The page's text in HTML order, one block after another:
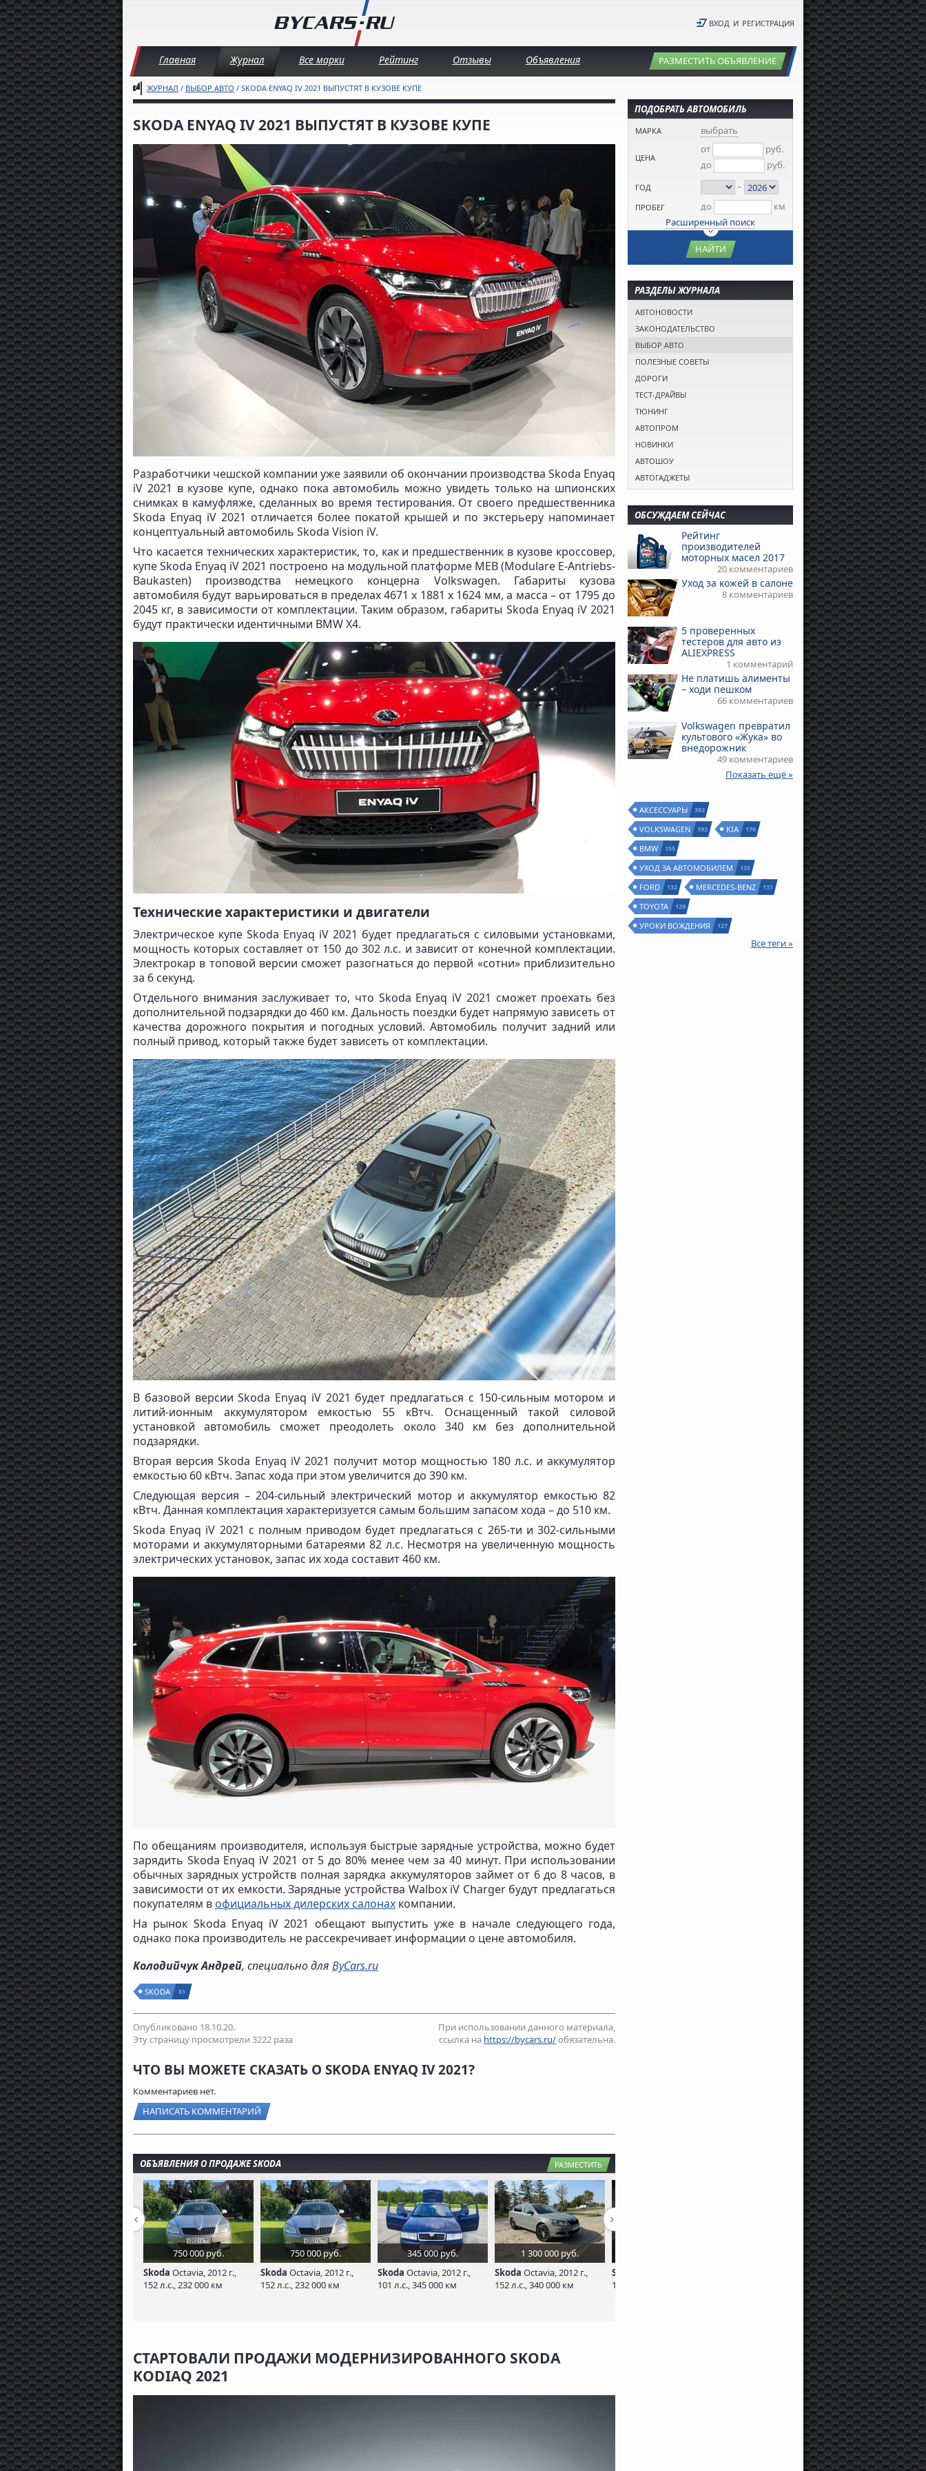
ВХОД И РЕГИСТРАЦИЯ
Главная Журнал Все марки Рейтинг Отзывы Объявления РАЗМЕСТИТЬ ОБЪЯВЛЕНИЕ
ЖУРНАЛ / ВЫБОР АВТО / SKODA ENYAQ IV 2021 ВЫПУСТЯТ В КУЗОВЕ КУПЕ
SKODA ENYAQ IV 2021 ВЫПУСТЯТ В КУЗОВЕ КУПЕ
Разработчики чешской компании уже заявили об окончании производства Skoda Enyaq
iV 2021 в кузове купе, однако пока автомобиль можно увидеть только на шпионских
снимках в камуфляже, сделанных во время тестирования. От своего предшественника
Skoda Enyaq iV 2021 отличается более покатой крышей и по экстерьеру напоминает
концептуальный автомобиль Skoda Vision iV.
Что касается технических характеристик, то, как и предшественник в кузове кроссовер,
купе Skoda Enyaq iV 2021 построено на модульной платформе MEB (Modulare E-Antriebs-
Baukasten) производства немецкого концерна Volkswagen. Габариты кузова
автомобиля будут варьироваться в пределах 4671 x 1881 x 1624 мм, а масса – от 1795 до
2045 кг, в зависимости от комплектации. Таким образом, габариты Skoda Enyaq iV 2021
будут практически идентичными BMW X4.
Технические характеристики и двигатели
Электрическое купе Skoda Enyaq iV 2021 будет предлагаться с силовыми установками,
мощность которых составляет от 150 до 302 л.с. и зависит от конечной комплектации.
Электрокар в топовой версии сможет разогнаться до первой «сотни» приблизительно
за 6 секунд.
Отдельного внимания заслуживает то, что Skoda Enyaq iV 2021 сможет проехать без
дополнительной подзарядки до 460 км. Дальность поездки будет напрямую зависеть от
качества дорожного покрытия и погодных условий. Автомобиль получит задний или
полный привод, который также будет зависеть от комплектации.
В базовой версии Skoda Enyaq iV 2021 будет предлагаться с 150-сильным мотором и
литий-ионным аккумулятором емкостью 55 кВтч. Оснащенный такой силовой
установкой автомобиль сможет преодолеть около 340 км без дополнительной
подзарядки.
Вторая версия Skoda Enyaq iV 2021 получит мотор мощностью 180 л.с. и аккумулятор
емкостью 60 кВтч. Запас хода при этом увеличится до 390 км.
Следующая версия – 204-сильный электрический мотор и аккумулятор емкостью 82
кВтч. Данная комплектация характеризуется самым большим запасом хода – до 510 км.
Skoda Enyaq iV 2021 с полным приводом будет предлагаться с 265-ти и 302-сильными
моторами и аккумуляторными батареями 82 л.с. Несмотря на увеличенную мощность
электрических установок, запас их хода составит 460 км.
По обещаниям производителя, используя быстрые зарядные устройства, можно будет
зарядить Skoda Enyaq iV 2021 от 5 до 80% менее чем за 40 минут. При использовании
обычных зарядных устройств полная зарядка аккумуляторов займет от 6 до 8 часов, в
зависимости от их емкости. Зарядные устройства Walbox iV Charger будут предлагаться
покупателям в официальных дилерских салонах компании.
На рынок Skoda Enyaq iV 2021 обещают выпустить уже в начале следующего года,
однако пока производитель не рассекречивает информации о цене автомобиля.
Колодийчук Андрей, специально для ByCars.ru
SKODA 81
При использовании данного материала,
ссылка на https://bycars.ru/обязательна.
Опубликовано 18.10.20.
Эту страницу просмотрели 3222 раза
ЧТО ВЫ МОЖЕТЕ СКАЗАТЬ О SKODA ENYAQ IV 2021?
Комментариев нет.
НАПИСАТЬ КОММЕНТАРИЙ
ОБЪЯВЛЕНИЯ О ПРОДАЖЕ SKODA РАЗМЕСТИТЬ
750 000 руб.
Skoda Octavia, 2012 г.,
152 л.с., 232 000 км
750 000 руб.
Skoda Octavia, 2012 г.,
152 л.с., 232 000 км
345 000 руб.
Skoda Octavia, 2012 г.,
101 л.с., 345 000 км
1 300 000 руб.
Skoda Octavia, 2012 г.,
152 л.с., 340 000 км
Skoda
180 л.с., 154 000 км
1 500 000 руб.
Yeti, 2014 г.,
105 л.с., 152 312 км
100 000 руб.
SkodaFelicia, 1996
100 л.с., 10 000 км
СТАРТОВАЛИ ПРОДАЖИ МОДЕРНИЗИРОВАННОГО SKODA
KODIAQ 2021
ПОДОБРАТЬ АВТОМОБИЛЬ
МАРКА выбрать
ЦЕНА
от
руб.
до
руб.
ГОД –
ПРОБЕГ до
км
Расширенный поиск
НАЙТИ
РАЗДЕЛЫ ЖУРНАЛА
АВТОНОВОСТИ
ЗАКОНОДАТЕЛЬСТВО
ВЫБОР АВТО
ПОЛЕЗНЫЕ СОВЕТЫ
ДОРОГИ
ТЕСТ-ДРАЙВЫ
ТЮНИНГ
АВТОПРОМ
НОВИНКИ
АВТОШОУ
АВТОГАДЖЕТЫ
ОБСУЖДАЕМ СЕЙЧАС
Рейтинг
производителей
моторных масел 2017
20 комментариев
Уход за кожей в салоне
8 комментариев
5 проверенных
тестеров для авто из
ALIEXPRESS
1 комментарий
Не платишь алименты
– ходи пешком
66 комментариев
Volkswagen превратил
культового «Жука» во
внедорожник
49 комментариев
Показать ещё »
АКСЕССУАРЫ 392
VOLKSWAGEN 192 KIA 176
BMW 155
УХОД ЗА АВТОМОБИЛЕМ 135
FORD 132 MERCEDES-BENZ 131
TOYOTA 129
УРОКИ ВОЖДЕНИЯ 127
Все теги »